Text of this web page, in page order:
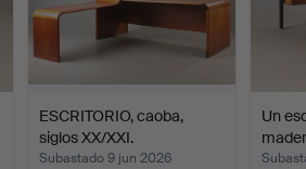
ESCRITORIO, caoba,
siglos XX/XXI.
Subastado 9 jun 2026
Un